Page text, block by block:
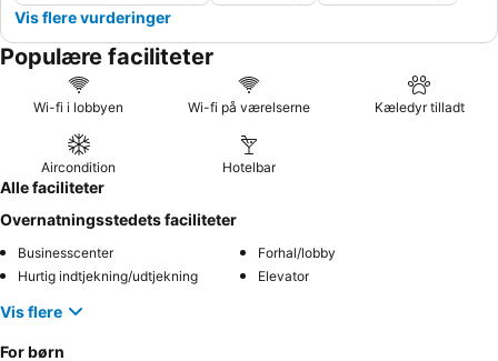
Vis flere vurderinger
Populære faciliteter
Wi-fi i lobbyen Wi-fi på værelserne Kæledyr tilladt
Aircondition Hotelbar
Alle faciliteter
Overnatningsstedets faciliteter
Businesscenter
Forhal/lobby
Hurtig indtjekning/udtjekning
Elevator
Vis flere
For børn